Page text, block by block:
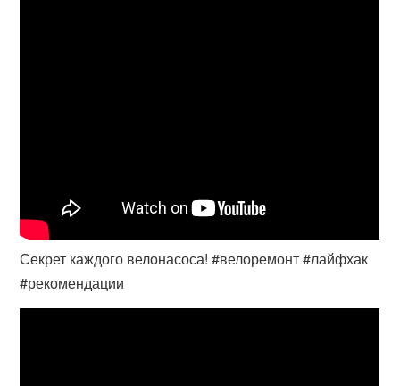
Секрет каждого велонасоса! #велоремонт #лайфхак
#рекомендации